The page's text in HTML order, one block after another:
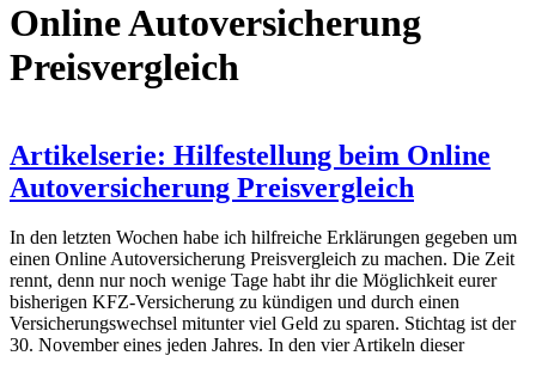
Online Autoversicherung
Preisvergleich
Artikelserie: Hilfestellung beim Online
Autoversicherung Preisvergleich
In den letzten Wochen habe ich hilfreiche Erklärungen gegeben um
einen Online Autoversicherung Preisvergleich zu machen. Die Zeit
rennt, denn nur noch wenige Tage habt ihr die Möglichkeit eurer
bisherigen KFZ-Versicherung zu kündigen und durch einen
Versicherungswechsel mitunter viel Geld zu sparen. Stichtag ist der
30. November eines jeden Jahres. In den vier Artikeln dieser